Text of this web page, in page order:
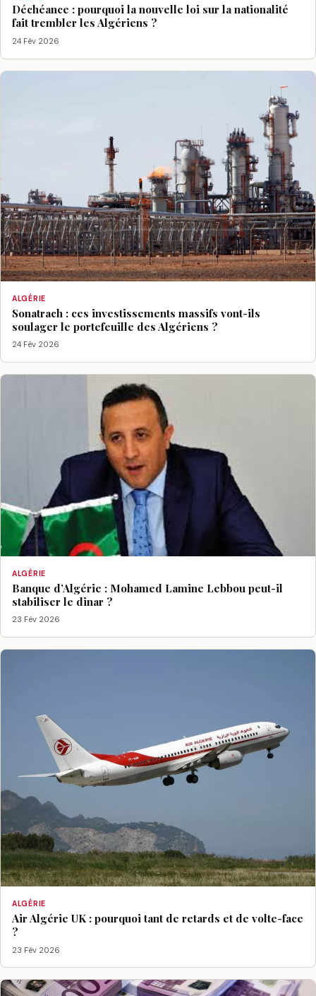
Déchéance : pourquoi la nouvelle loi sur la nationalité
fait trembler les Algériens ?
24 Fév 2026
ALGÉRIE
Sonatrach : ces investissements massifs vont-ils
soulager le portefeuille des Algériens ?
24 Fév 2026
ALGÉRIE
Banque d’Algérie : Mohamed Lamine Lebbou peut-il
stabiliser le dinar ?
23 Fév 2026
ALGÉRIE
Air Algérie UK : pourquoi tant de retards et de volte-face
?
23 Fév 2026